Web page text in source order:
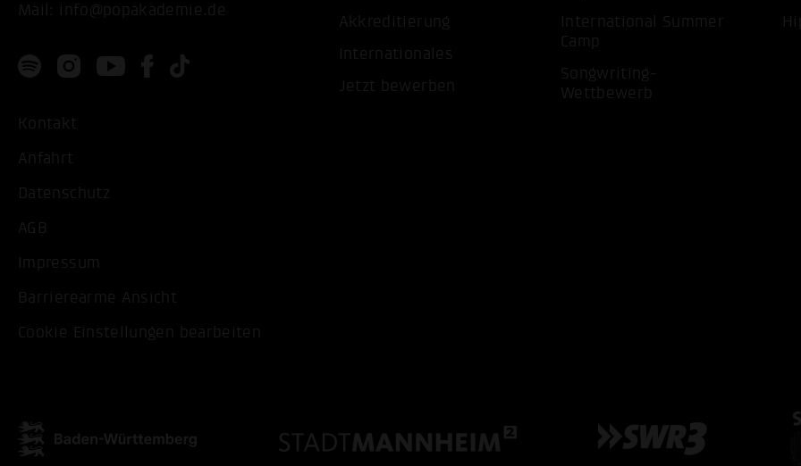
Mail: info@popakademie.de
Kontakt
Anfahrt
Datenschutz
AGB
Impressum
Barrierearme Ansicht
Cookie Einstellungen bearbeiten
Akkreditierung
Internationales
Jetzt bewerben
International Summer
Camp
Songwriting-
Wettbewerb